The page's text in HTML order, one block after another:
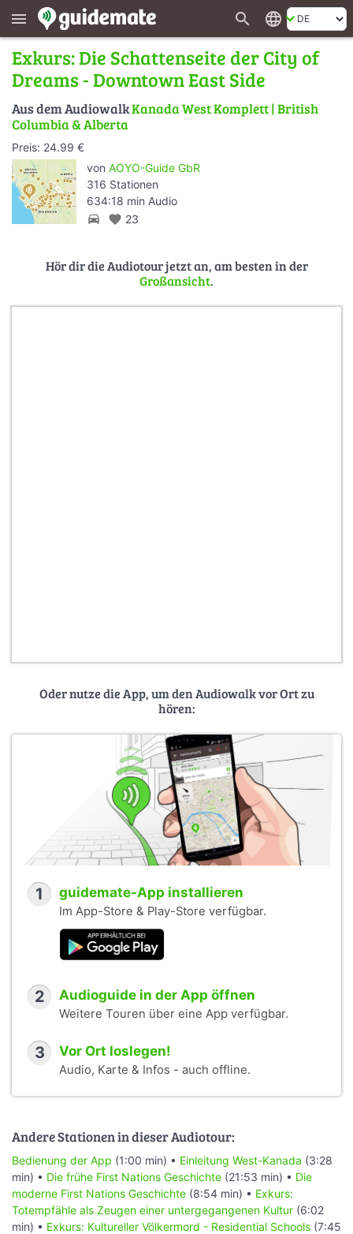
menu search language
Exkurs: Die Schattenseite der City of
Dreams - Downtown East Side
Aus dem AudiowalkKanada West Komplett | British
Columbia & Alberta
Preis: 24.99 €
von AOYO-Guide GbR
316 Stationen
634:18 min Audio
directions_car favorite 23
Hör dir die Audiotour jetzt an, am besten in der
Großansicht.
Oder nutze die App, um den Audiowalk vor Ort zu
hören:
1 guidemate-App installieren
Im App-Store & Play-Store verfügbar.
2 Audioguide in der App öffnen
Weitere Touren über eine App verfügbar.
3 Vor Ort loslegen!
Audio, Karte & Infos - auch offline.
Andere Stationen in dieser Audiotour:
Bedienung der App (1:00 min) • Einleitung West-Kanada (3:28
min) • Die frühe First Nations Geschichte (21:53 min) • Die
moderne First Nations Geschichte (8:54 min) • Exkurs:
Totempfähle als Zeugen einer untergegangenen Kultur (6:02
min) • Exkurs: Kultureller Völkermord - Residential Schools (7:45